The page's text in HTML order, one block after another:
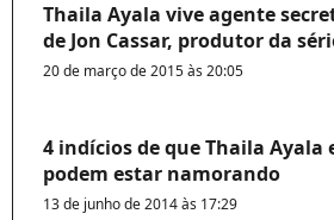
Thaila Ayala vive agente
de Jon Cassar, produtor da
20 de março de 2015 às 20:05
4 indícios de que Thaila Ayala
podem estar namorando
13 de junho de 2014 às 17:29